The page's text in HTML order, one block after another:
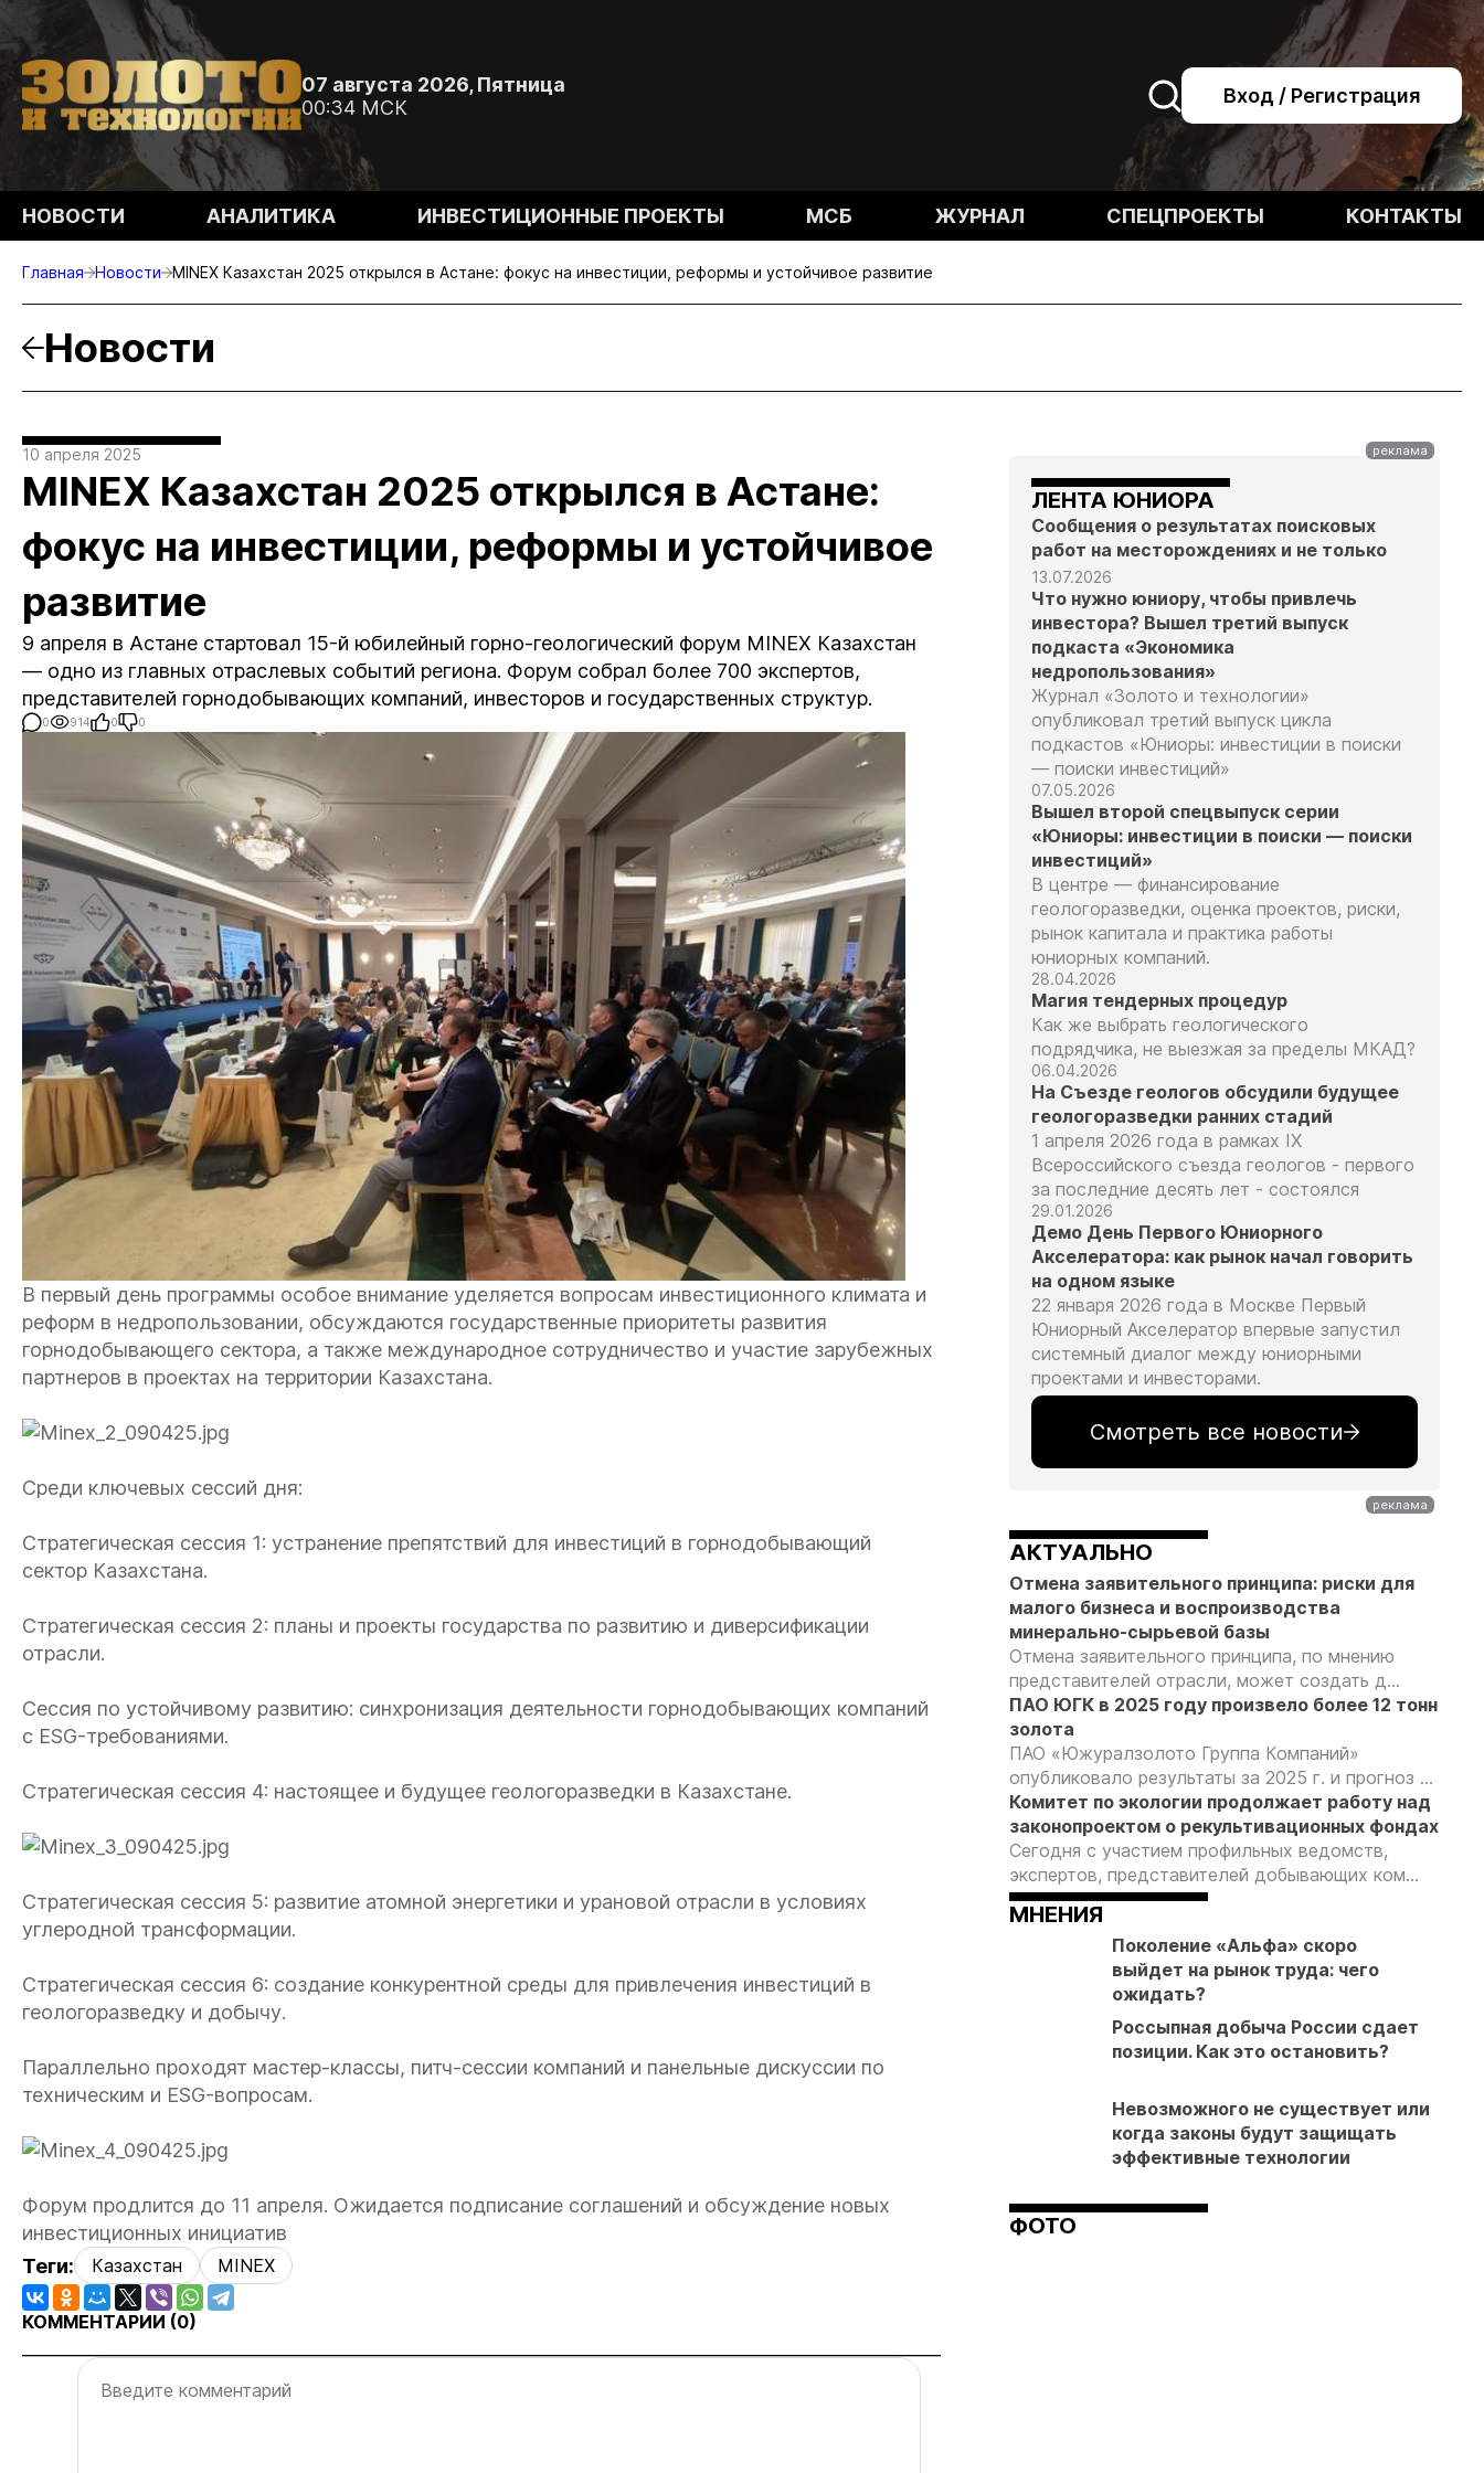
07 августа 2026, Пятница
00:34 МСК
Вход / Регистрация
НОВОСТИ АНАЛИТИКА ИНВЕСТИЦИОННЫЕ ПРОЕКТЫ МСБ ЖУРНАЛ СПЕЦПРОЕКТЫ КОНТАКТЫ
Главная Новости MINEX Казахстан 2025 открылся в Астане: фокус на инвестиции, реформы и устойчивое развитие
Новости
10 апреля 2025
MINEX Казахстан 2025 открылся в Астане:
фокус на инвестиции, реформы и устойчивое
развитие
9 апреля в Астане стартовал 15-й юбилейный горно-геологический форум MINEX Казахстан
— одно из главных отраслевых событий региона. Форум собрал более 700 экспертов,
представителей горнодобывающих компаний, инвесторов и государственных структур.
0 914 0 0
В первый день программы особое внимание уделяется вопросам инвестиционного климата и
реформ в недропользовании, обсуждаются государственные приоритеты развития
горнодобывающего сектора, а также международное сотрудничество и участие зарубежных
партнеров в проектах на территории Казахстана.
Среди ключевых сессий дня:
Стратегическая сессия 1: устранение препятствий для инвестиций в горнодобывающий
сектор Казахстана.
Стратегическая сессия 2: планы и проекты государства по развитию и диверсификации
отрасли.
Сессия по устойчивому развитию: синхронизация деятельности горнодобывающих компаний
с ESG-требованиями.
Стратегическая сессия 4: настоящее и будущее геологоразведки в Казахстане.
Стратегическая сессия 5: развитие атомной энергетики и урановой отрасли в условиях
углеродной трансформации.
Стратегическая сессия 6: создание конкурентной среды для привлечения инвестиций в
геологоразведку и добычу.
Параллельно проходят мастер-классы, питч-сессии компаний и панельные дискуссии по
техническим и ESG-вопросам.
Форум продлится до 11 апреля. Ожидается подписание соглашений и обсуждение новых
инвестиционных инициатив
Теги:
Казахстан MINEX
КОММЕНТАРИИ (0)
ЛЕНТА ЮНИОРА
Сообщения о результатах поисковых
работ на месторождениях и не только
13.07.2026
Что нужно юниору, чтобы привлечь
инвестора? Вышел третий выпуск
подкаста «Экономика
недропользования»
Журнал «Золото и технологии»
опубликовал третий выпуск цикла
подкастов «Юниоры: инвестиции в поиски
— поиски инвестиций»
07.05.2026
Вышел второй спецвыпуск серии
«Юниоры: инвестиции в поиски — поиски
инвестиций»
В центре — финансирование
геологоразведки, оценка проектов, риски,
рынок капитала и практика работы
юниорных компаний.
28.04.2026
Магия тендерных процедур
Как же выбрать геологического
подрядчика, не выезжая за пределы МКАД?
06.04.2026
На Съезде геологов обсудили будущее
геологоразведки ранних стадий
1 апреля 2026 года в рамках IX
Всероссийского съезда геологов - первого
за последние десять лет - состоялся
29.01.2026
Демо День Первого Юниорного
Акселератора: как рынок начал говорить
на одном языке
22 января 2026 года в Москве Первый
Юниорный Акселератор впервые запустил
системный диалог между юниорными
проектами и инвесторами.
Смотреть все новости
АКТУАЛЬНО
Отмена заявительного принципа: риски для
малого бизнеса и воспроизводства
минерально-сырьевой базы
Отмена заявительного принципа, по мнению
представителей отрасли, может создать д...
ПАО ЮГК в 2025 году произвело более 12 тонн
золота
ПАО «Южуралзолото Группа Компаний»
опубликовало результаты за 2025 г. и прогноз ...
Комитет по экологии продолжает работу над
законопроектом о рекультивационных фондах
Сегодня с участием профильных ведомств,
экспертов, представителей добывающих ком...
МНЕНИЯ
Поколение «Альфа» скоро
выйдет на рынок труда: чего
ожидать?
Россыпная добыча России сдает
позиции. Как это остановить?
Невозможного не существует или
когда законы будут защищать
эффективные технологии
ФОТО